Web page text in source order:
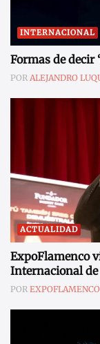
INTERNACIONAL
Formas de decir
POR ALEJANDRO
ACTUALIDAD
ExpoFlamenco
Internacional
POR EXPOFLAMENCO